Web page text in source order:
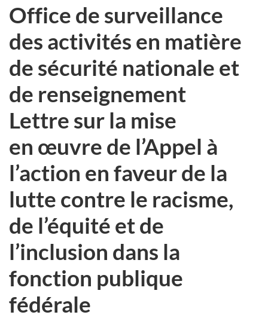
Office de surveillance
des activités en matière
de sécurité nationale et
de renseignement
Lettre sur la mise
en œuvre de l’Appel à
l’action en faveur de la
lutte contre le racisme,
de l’équité et de
l’inclusion dans la
fonction publique
fédérale